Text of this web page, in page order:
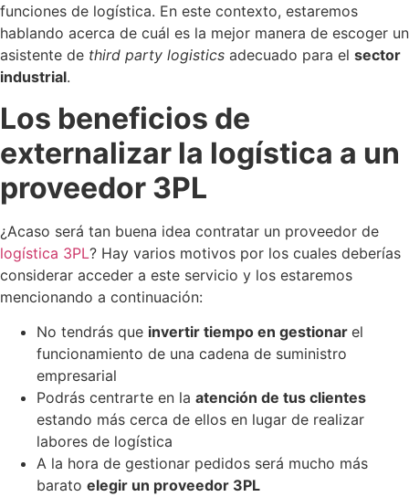
funciones de logística. En este contexto, estaremos
hablando acerca de cuál es la mejor manera de escoger un
asistente de third party logistics adecuado para el sector
industrial.
Los beneficios de
externalizar la logística a un
proveedor 3PL
¿Acaso será tan buena idea contratar un proveedor de
logística 3PL? Hay varios motivos por los cuales deberías
considerar acceder a este servicio y los estaremos
mencionando a continuación:
No tendrás que invertir tiempo en gestionar el
funcionamiento de una cadena de suministro
empresarial
Podrás centrarte en la atención de tus clientes
estando más cerca de ellos en lugar de realizar
labores de logística
A la hora de gestionar pedidos será mucho más
barato elegir un proveedor 3PL